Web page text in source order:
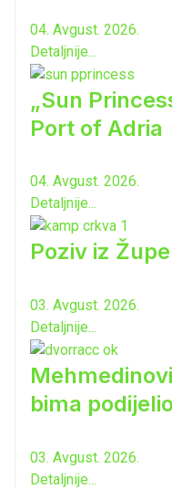
04. Avgust. 2026.
Detaljnije...
„Sun
Port of Adria
04. Avgust. 2026.
Detaljnije...
Poziv iz
03. Avgust. 2026.
Detaljnije...
bima
03. Avgust. 2026.
Detaljnije...